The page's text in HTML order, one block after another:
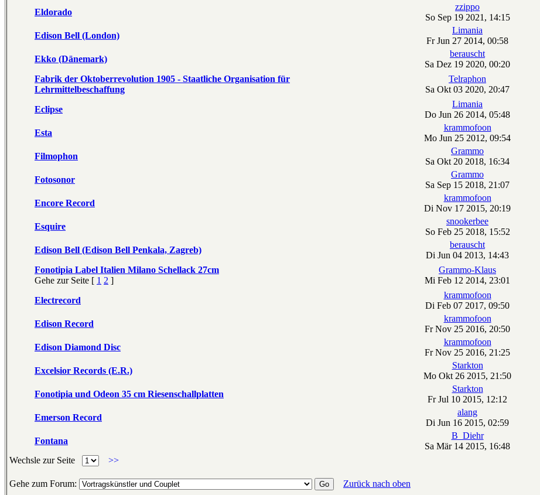
Eldorado
zzippo
So Sep 19 2021, 14:15
Edison Bell (London)
Limania
Fr Jun 27 2014, 00:58
Ekko (Dänemark)
berauscht
Sa Dez 19 2020, 00:20
Fabrik der Oktoberrevolution 1905 - Staatliche Organisation für
Lehrmittelbeschaffung
Telraphon
Sa Okt 03 2020, 20:47
Eclipse
Limania
Do Jun 26 2014, 05:48
Esta
krammofoon
Mo Jun 25 2012, 09:54
Filmophon
Grammo
Sa Okt 20 2018, 16:34
Fotosonor
Grammo
Sa Sep 15 2018, 21:07
Encore Record
krammofoon
Di Nov 17 2015, 20:19
Esquire
snookerbee
So Feb 25 2018, 15:52
Edison Bell (Edison Bell Penkala, Zagreb)
berauscht
Di Jun 04 2013, 14:43
Fonotipia Label Italien Milano Schellack 27cm
Gehe zur Seite [ 1 2 ]
Grammo-Klaus
Mi Feb 12 2014, 23:01
Electrecord
krammofoon
Di Feb 07 2017, 09:50
Edison Record
krammofoon
Fr Nov 25 2016, 20:50
Edison Diamond Disc
krammofoon
Fr Nov 25 2016, 21:25
Excelsior Records (E.R.)
Starkton
Mo Okt 26 2015, 21:50
Fonotipia und Odeon 35 cm Riesenschallplatten
Starkton
Fr Jul 10 2015, 12:12
Emerson Record
alang
Di Jun 16 2015, 02:59
Fontana
B_Diehr
Sa Mär 14 2015, 16:48
Wechsle zur Seite
>>
Gehe zum Forum: Zurück nach oben